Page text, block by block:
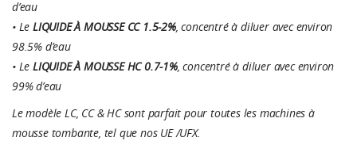
d’eau
• Le LIQUIDE À MOUSSECC 1.5-2%, concentré à diluer avec environ
98.5% d’eau
• Le LIQUIDE À MOUSSEHC 0.7-1%, concentré à diluer avec environ
99% d’eau
Le modèle LC, CC & HC sont parfait pour toutes les machines à
mousse tombante, tel que nos UE /UFX.